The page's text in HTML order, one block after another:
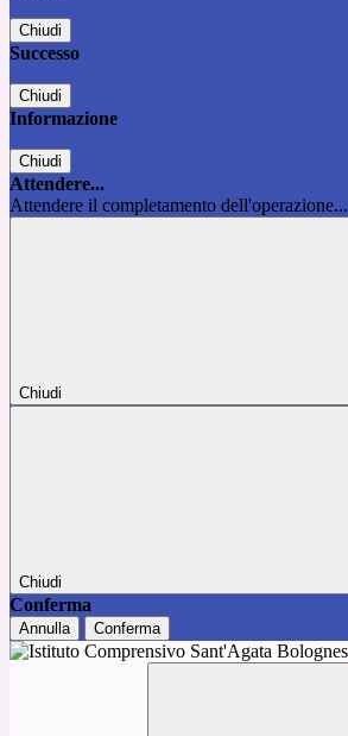
Chiudi
Successo
Chiudi
Informazione
Chiudi
Attendere...
Attendere il completamento dell'operazione...
Chiudi
Chiudi
Conferma
Annulla Conferma